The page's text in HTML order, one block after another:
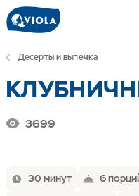
Десерты и выпечка
3699
30 минут 6